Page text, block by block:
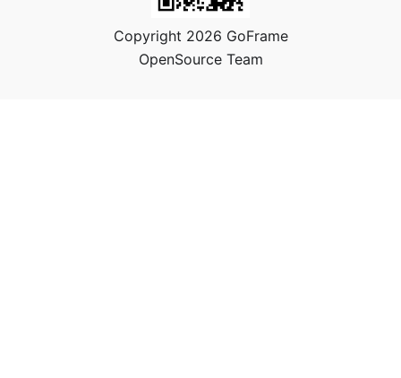
Copyright 2026 GoFrame
OpenSource Team